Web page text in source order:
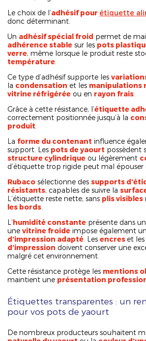
Le choix de l’adhésif pour étiquette
donc déterminant.
Un adhésif spécial froid permet de
adhérence stable sur les pots
verre, même lorsque le produit reste
température
Ce type d’adhésif supporte les
la condensation et les manipulations
vitrine réfrigérée ou en rayon frais
Grâce à cette résistance, l’étiquette
correctement positionnée jusqu’à la
produit
La forme du contenant influence
support. Les pots de yaourt possèdent
structure cylindrique ou légèrement
d’étiquette trop rigide peut mal épouser
Rubaco sélectionne des supports
résistants, capables de suivre la
L’étiquette reste nette, sans plis visibles
les bords
L’humidité constante présente dans un
une vitrine froide impose également un
d’impression adapté . Les encres et les
d’impression doivent conserver une
malgré cet environnement.
Cette résistance protège les mentions
maintient une présentation
Étiquettes transparentes : un
pour vos pots de yaourt
De nombreux producteurs souhaitent